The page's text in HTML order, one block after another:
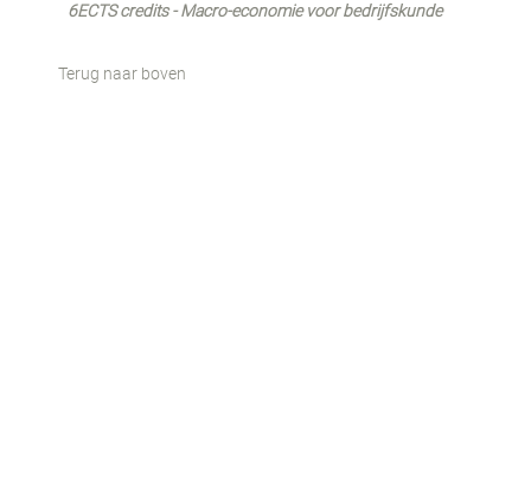
6ECTS credits - Macro-economie voor bedrijfskunde
Terug naar boven